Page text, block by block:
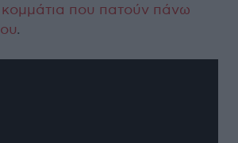
κομμάτια που πατούν πάνω
.